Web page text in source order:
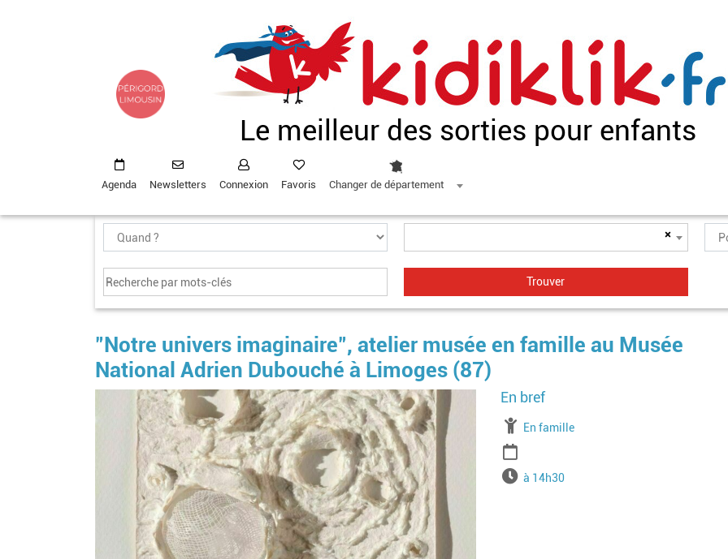
Le meilleur des sorties pour enfants
Agenda Newsletters Connexion Favoris Changer de département
×
"Notre univers imaginaire", atelier musée en famille au Musée
National Adrien Dubouché à Limoges (87)
Image
À partir de
En famille
Horairesà 14h30